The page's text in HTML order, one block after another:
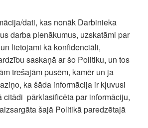
dati, kas nonāk Darbinieka
darba pienākumus, uzskatāmi par
lietojami kā konfidenciāli,
saskaņā ar šo Politiku, un tos
trešajām pusēm, kamēr un ja
ka šāda informācija ir kļuvusi
citādi pārklasificēta par informāciju,
šajā Politikā paredzētajā